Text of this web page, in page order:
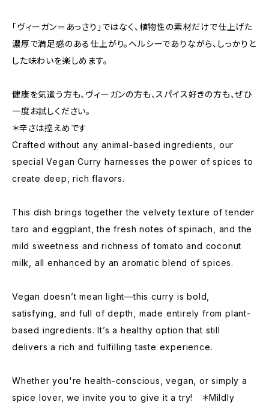
「ヴィーガン＝あっさり」ではなく、植物性の素材だけで仕上げた
濃厚で満足感のある仕上がり。ヘルシーでありながら、しっかりと
した味わいを楽しめます。
健康を気遣う方も、ヴィーガンの方も、スパイス好きの方も、ぜひ
一度お試しください。
＊辛さは控えめです
Crafted without any animal-based ingredients, our
special Vegan Curry harnesses the power of spices to
create deep, rich flavors.
This dish brings together the velvety texture of tender
taro and eggplant, the fresh notes of spinach, and the
mild sweetness and richness of tomato and coconut
milk, all enhanced by an aromatic blend of spices.
Vegan doesn’t mean light—this curry is bold,
satisfying, and full of depth, made entirely from plant-
based ingredients. It’s a healthy option that still
delivers a rich and fulfilling taste experience.
Whether you're health-conscious, vegan, or simply a
spice lover, we invite you to give it a try! ＊Mildly